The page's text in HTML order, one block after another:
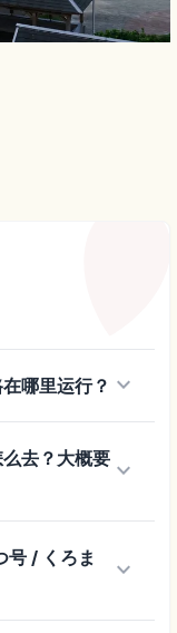
哪里运行？ keyboard_arrow_down
去？大概要 keyboard_arrow_down
号 / くろま
keyboard_arrow_down